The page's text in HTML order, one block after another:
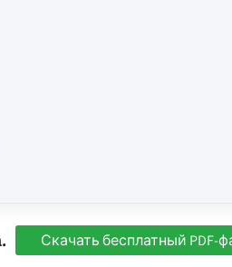
Скачать бесплатный PDF-